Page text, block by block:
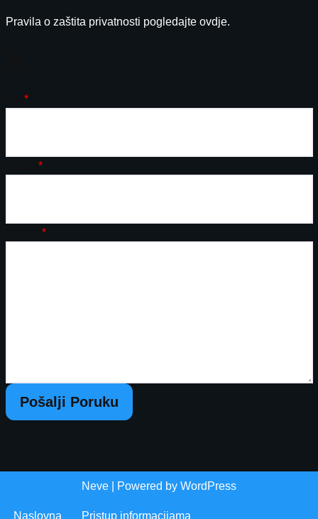
Pravila o zaštita privatnosti pogledajte ovdje.
*
*
*
Pošalji Poruku
Neve | Powered by WordPress
Naslovna Pristup informacijama